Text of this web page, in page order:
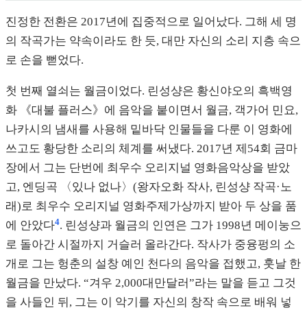
진정한 전환은 2017년에 집중적으로 일어났다. 그해 세 명
의 작곡가는 약속이라도 한 듯, 대만 자신의 소리 지층 속으
로 손을 뻗었다.
첫 번째 열쇠는 월금이었다. 린성샹은 황신야오의 흑백영
화 《대불 플러스》에 음악을 붙이면서 월금, 객가어 민요,
나카시의 냄새를 사용해 밑바닥 인물들을 다룬 이 영화에
쓰고도 황당한 소리의 체계를 써냈다. 2017년 제54회 금마
장에서 그는 단번에 최우수 오리지널 영화음악상을 받았
고, 엔딩곡 〈있나 없나〉(왕자오화 작사, 린성샹 작곡·노
래)로 최우수 오리지널 영화주제가상까지 받아 두 상을 품
에 안았다4. 린성샹과 월금의 인연은 그가 1998년 메이눙으
로 돌아간 시절까지 거슬러 올라간다. 작사가 중융펑의 소
개로 그는 헝춘의 설창 예인 천다의 음악을 접했고, 훗날 한
월금을 만났다. “겨우 2,000대만달러”라는 말을 듣고 그것
을 사들인 뒤, 그는 이 악기를 자신의 창작 속으로 배워 넣